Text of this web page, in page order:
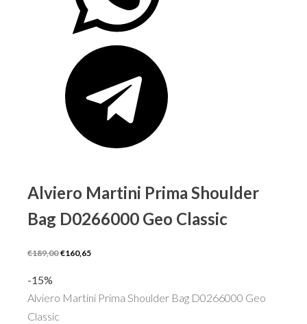
Alviero Martini Prima Shoulder
Bag D0266000 Geo Classic
€189,00 Il
era:
€160,65Il
è:
-15%
Alviero Martini Prima Shoulder Bag D0266000 Geo
Classic